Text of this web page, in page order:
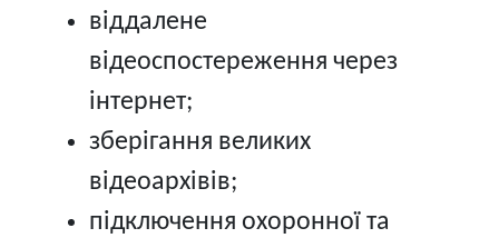
віддалене
відеоспостереження через
інтернет;
зберігання великих
відеоархівів;
підключення охоронної та